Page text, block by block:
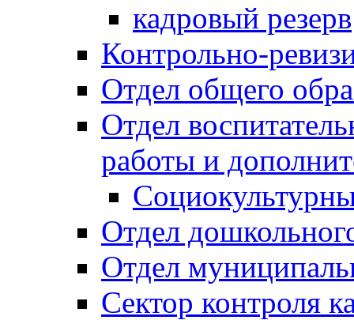
кадровый резерв
Контрольно-
Отдел общего
Отдел
работы и
Отдел
Отдел
Сектор контроля